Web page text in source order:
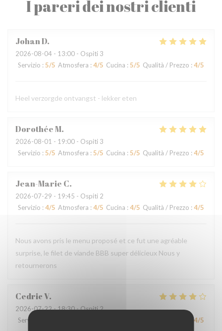
I pareri dei nostri clienti
JohanD
2026-08-04 - 13:00 - Ospiti 3
Servizio : 5/5 Atmosfera : 4/5 Cucina : 5/5 Qualità / Prezzo : 4/5
Heel verzorgde ontvangst - lekker eten
DorothéeM
2026-08-01 - 19:00 - Ospiti 3
Servizio : 5/5 Atmosfera : 5/5 Cucina : 5/5 Qualità / Prezzo : 4/5
Jean-Marie C
2026-07-29 - 19:45 - Ospiti 2
Servizio : 4/5 Atmosfera : 4/5 Cucina : 4/5 Qualità / Prezzo : 4/5
Nous avons pris le menu proposé et ce fut une agréable
surprise, le filet de viande BBB super délicieux Nous y
retournerons
CedricV
2026-07-22- 18:30 - Ospiti 2
Servizio
4/5